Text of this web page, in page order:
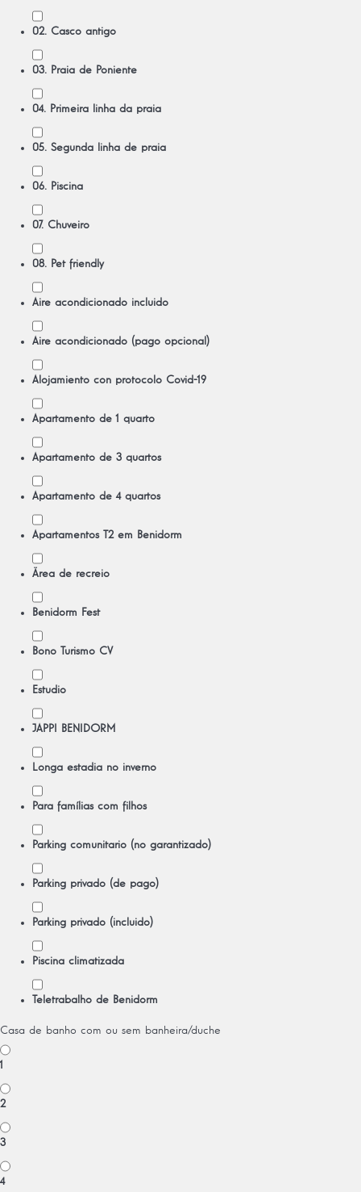
02. Casco antigo
03. Praia de Poniente
04. Primeira linha da praia
05. Segunda linha de praia
06. Piscina
07. Chuveiro
08. Pet friendly
Aire acondicionado incluido
Aire acondicionado (pago opcional)
Alojamiento con protocolo Covid-19
Apartamento de 1 quarto
Apartamento de 3 quartos
Apartamento de 4 quartos
Apartamentos T2 em Benidorm
Ärea de recreio
Benidorm Fest
Bono Turismo CV
Estudio
JAPPI BENIDORM
Longa estadia no inverno
Para famílias com filhos
Parking comunitario (no garantizado)
Parking privado (de pago)
Parking privado (incluido)
Piscina climatizada
Teletrabalho de Benidorm
Casa de banho com ou sem banheira/duche
1
2
3
4